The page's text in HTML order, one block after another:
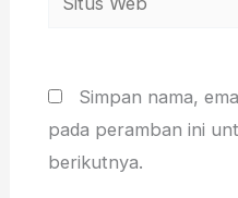
Simpan nama,
pada peramban ini
berikutnya.